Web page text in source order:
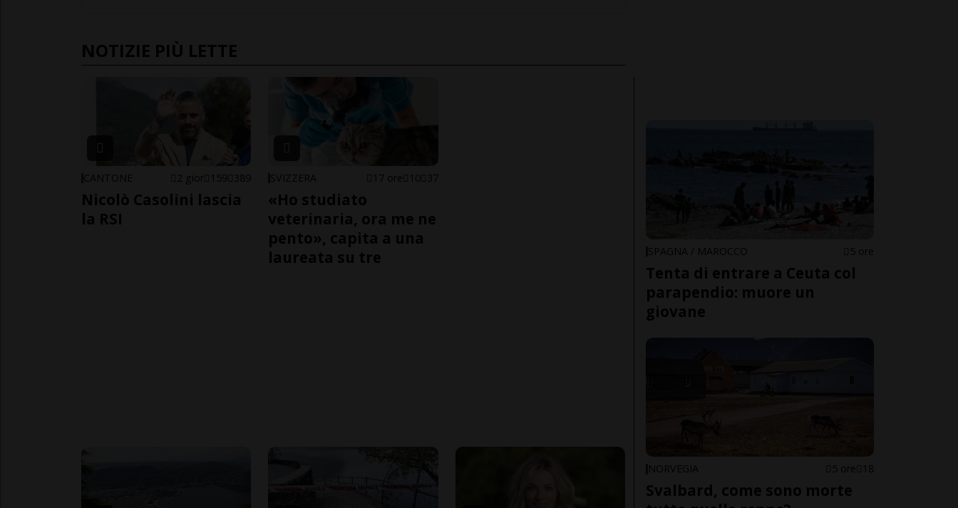
NOTIZIE PIÙ LETTE
CANTONE 2 gior 159 389
Nicolò Casolini lascia
la RSI
SVIZZERA 17 ore 10 37
«Ho studiato
veterinaria, ora me ne
pento», capita a una
laureata su tre
SPAGNA / MAROCCO 5 ore
Tenta di entrare a Ceuta col
parapendio: muore un
giovane
NORVEGIA 5 ore 18
Svalbard, come sono morte